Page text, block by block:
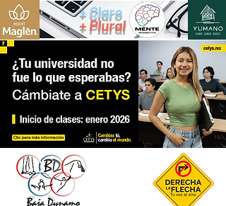
+ Claro
+ Plural